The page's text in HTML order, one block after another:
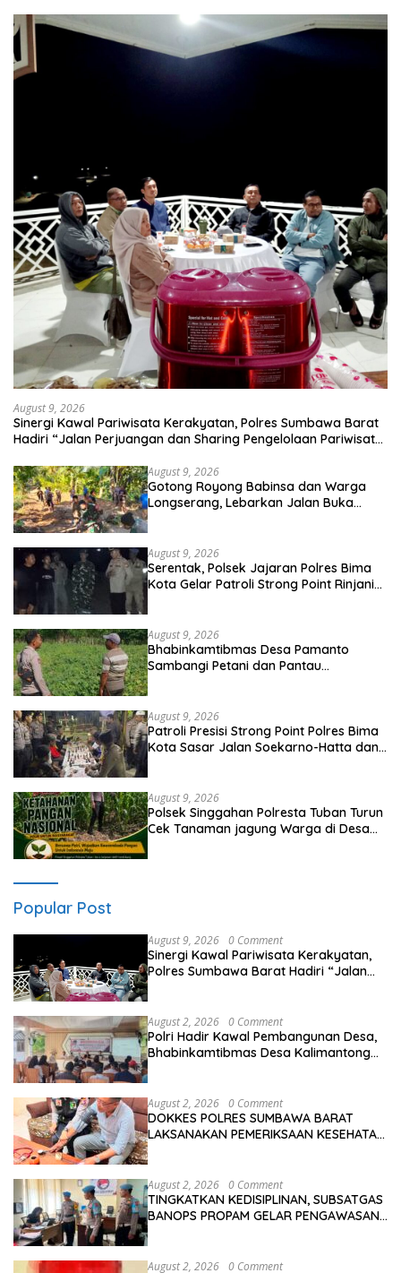
August 9, 2026
Sinergi Kawal Pariwisata Kerakyatan, Polres Sumbawa Barat
Hadiri “Jalan Perjuangan dan Sharing Pengelolaan Pariwisata
August 9, 2026
Gotong Royong Babinsa dan Warga
Longserang, Lebarkan Jalan Buka
August 9, 2026
Serentak, Polsek Jajaran Polres Bima
Kota Gelar Patroli Strong Point Rinjani
August 9, 2026
Bhabinkamtibmas Desa Pamanto
Sambangi Petani dan Pantau
August 9, 2026
Patroli Presisi Strong Point Polres Bima
Kota Sasar Jalan Soekarno-Hatta dan
August 9, 2026
Polsek Singgahan Polresta Tuban Turun
Cek Tanaman jagung Warga di Desa
Popular Post
August 9, 2026 0 Comment
Sinergi Kawal Pariwisata Kerakyatan,
Polres Sumbawa Barat Hadiri “Jalan
August 2, 2026 0 Comment
Polri Hadir Kawal Pembangunan Desa,
Bhabinkamtibmas Desa Kalimantong
August 2, 2026 0 Comment
DOKKES POLRES SUMBAWA BARAT
LAKSANAKAN PEMERIKSAAN KESEHATAN
August 2, 2026 0 Comment
TINGKATKAN KEDISIPLINAN, SUBSATGAS
BANOPS PROPAM GELAR PENGAWASAN
August 2, 2026 0 Comment